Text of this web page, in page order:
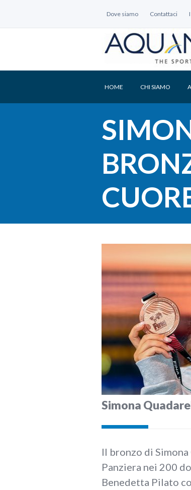
Dove siamo Contattaci
HOME CHI SIAMO
Simona
Il bronzo di
Panziera nei 200
Benedetta Pilato